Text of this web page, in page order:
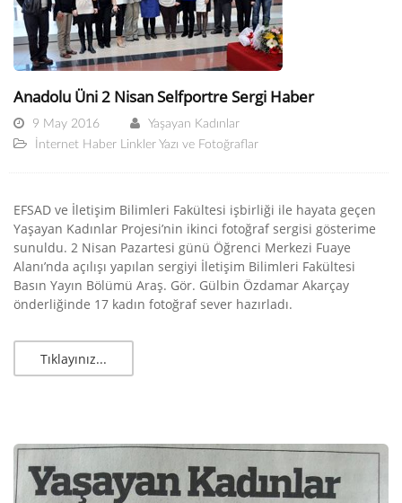
Anadolu Üni 2 Nisan Selfportre Sergi Haber
9 May 2016
Yaşayan Kadınlar
İnternet Haber Linkler Yazı ve Fotoğraflar
EFSAD ve İletişim Bilimleri Fakültesi işbirliği ile hayata geçen
Yaşayan Kadınlar Projesi’nin ikinci fotoğraf sergisi gösterime
sunuldu. 2 Nisan Pazartesi günü Öğrenci Merkezi Fuaye
Alanı’nda açılışı yapılan sergiyi İletişim Bilimleri Fakültesi
Basın Yayın Bölümü Araş. Gör. Gülbin Özdamar Akarçay
önderliğinde 17 kadın fotoğraf sever hazırladı.
Tıklayınız...